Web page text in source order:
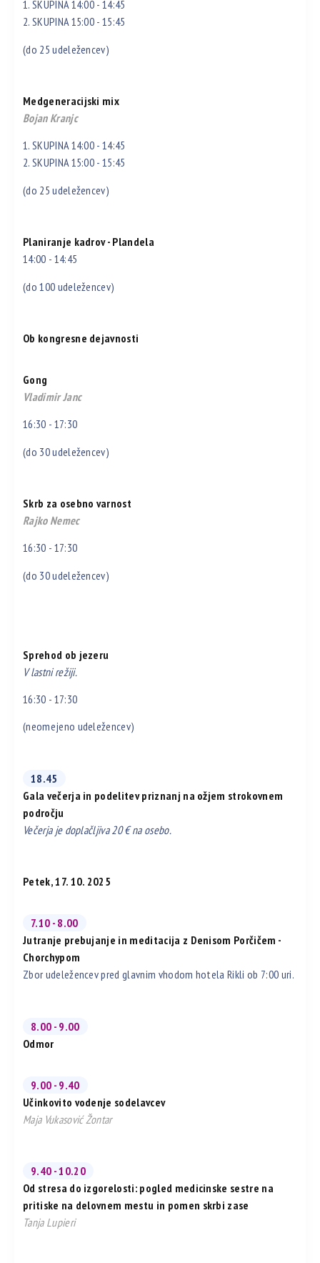
1. SKUPINA 14:00 - 14:45
2. SKUPINA 15:00 - 15:45
(do 25 udeležencev)
Medgeneracijski mix
Bojan Kranjc
1. SKUPINA 14:00 - 14:45
2. SKUPINA 15:00 - 15:45
(do 25 udeležencev)
Planiranje kadrov - Plandela
14:00 - 14:45
(do 100 udeležencev)
Ob kongresne dejavnosti
Gong
Vladimir Janc
16:30 - 17:30
(do 30 udeležencev)
Skrb za osebno varnost
Rajko Nemec
16:30 - 17:30
(do 30 udeležencev)
Sprehod ob jezeru
V lastni režiji.
16:30 - 17:30
(neomejeno udeležencev)
18.45
Gala večerja in podelitev priznanj na ožjem strokovnem
področju
Večerja je doplačljiva 20 € na osebo.
Petek, 17. 10. 2025
7.10 - 8.00
Jutranje prebujanje in meditacija z Denisom Porčičem -
Chorchypom
Zbor udeležencev pred glavnim vhodom hotela Rikli ob 7:00 uri.
8.00 - 9.00
Odmor
9.00 - 9.40
Učinkovito vodenje sodelavcev
Maja Vukasović Žontar
9.40 - 10.20
Od stresa do izgorelosti: pogled medicinske sestre na
pritiske na delovnem mestu in pomen skrbi zase
Tanja Lupieri